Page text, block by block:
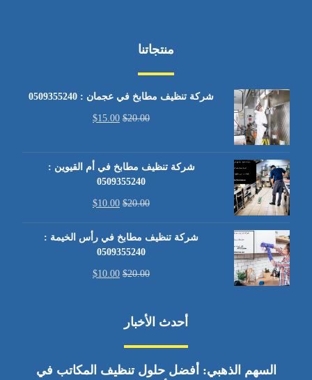
منتجاتنا
شركة تنظيف مطابخ في عجمان : 0509355240
$20.00
$15.00
شركة تنظيف مطابخ في أم القيوين :
0509355240
$20.00
$10.00
شركة تنظيف مطابخ في رأس الخيمة :
0509355240
$20.00
$10.00
أحدث الأخبار
السهم الذهبي: أفضل حلول تنظيف المكاتب في